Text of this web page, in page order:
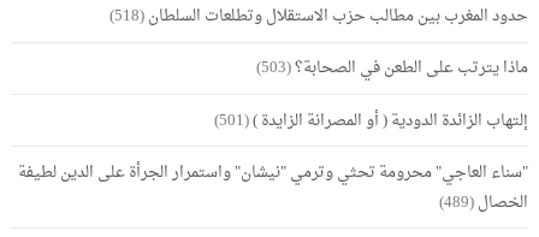
حدود المغرب بين مطالب حزب الاستقلال وتطلعات السلطان(518)
ماذا يترتب على الطعن في الصحابة؟(503)
إلتهاب الزائدة الدودية ( أو المصرانة الزايدة )(501)
"سناء العاجي" محرومة تحثي وترمي "نيشان" واستمرار الجرأة على الدين لطيفة
الخصال(489)